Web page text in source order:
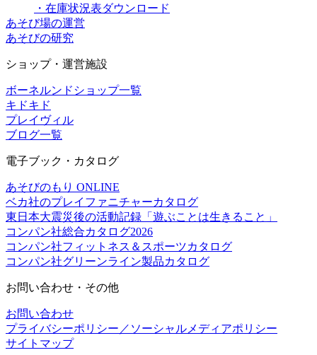
・在庫状況表ダウンロード
あそび場の運営
あそびの研究
ショップ・運営施設
ボーネルンドショップ一覧
キドキド
プレイヴィル
ブログ一覧
電子ブック・カタログ
あそびのもり ONLINE
ベカ社のプレイファニチャーカタログ
東日本大震災後の活動記録「遊ぶことは生きること」
コンパン社総合カタログ2026
コンパン社フィットネス＆スポーツカタログ
コンパン社グリーンライン製品カタログ
お問い合わせ・その他
お問い合わせ
プライバシーポリシー／ソーシャルメディアポリシー
サイトマップ